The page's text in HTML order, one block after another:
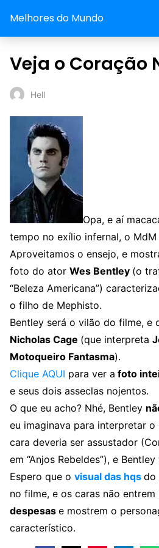
Melhores do Mundo
Veja o Coração
Hell
Opa, e aí
tempo no exílio infernal, o
Aproveitamos o ensejo, e
foto do ator Wes Bentley (o
“Beleza Americana”)
o filho de Mephisto.
Bentley será o vilão do filme, e
Nicholas Cage (que interpreta
Motoqueiro Fantasma).
Clique AQUI para ver a foto
e seus dois asseclas nojentos.
O que eu acho? Nhé, Bentley
eu imaginava para interpretar o
cara deveria ser assustador
em “Anjos Rebeldes”), e Bentley
Espero que o visual das hqs do
no filme, e os caras não entrem
despesas e mostrem o
característico.